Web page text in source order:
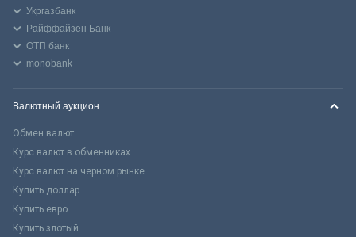
Укргазбанк
Райффайзен Банк
ОТП банк
monobank
Валютный аукцион
Обмен валют
Курс валют в обменниках
Курс валют на черном рынке
Купить доллар
Купить евро
Купить злотый